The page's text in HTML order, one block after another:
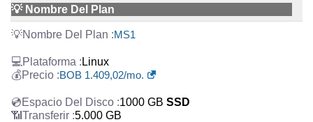
💡 Nombre Del Plan
MS1
Linux
BOB 1.409,02/mo.
1000 GB SSD
5.000 GB